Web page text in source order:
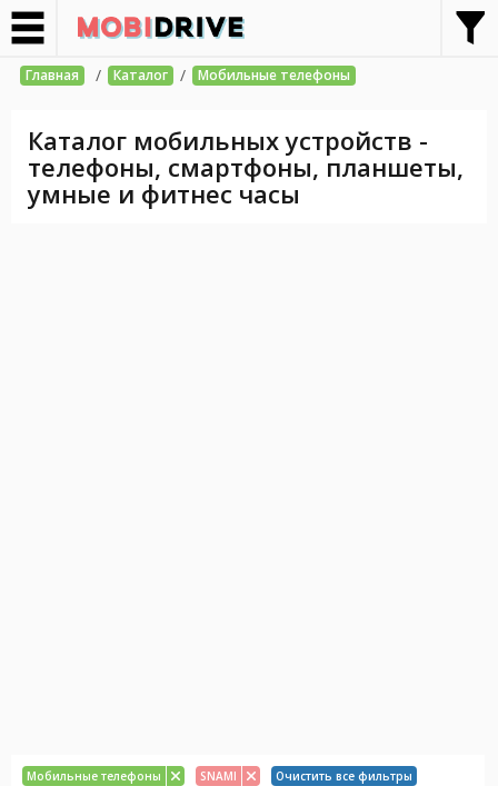
Главная / Каталог / Мобильные телефоны
Каталог мобильных устройств -
телефоны, смартфоны, планшеты,
умные и фитнес часы
Мобильные телефоны SNAMI Очистить все фильтры